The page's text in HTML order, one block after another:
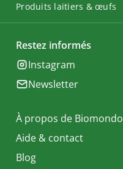
Produits laitiers & œufs
Restez informés
Instagram
Newsletter
À propos de Biomondo
Aide & contact
Blog